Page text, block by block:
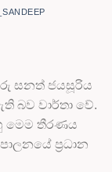
සනත් ජයසූරිය
බව වාර්තා වේ.
මෙම තීරණය
ප්‍රධාන